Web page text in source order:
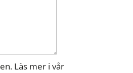
Läs mer i vår